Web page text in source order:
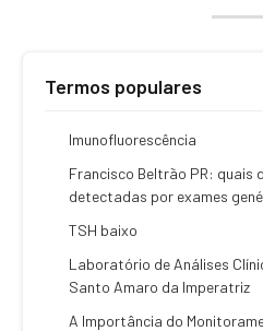
Termos populares
Imunofluorescência
Francisco Beltrão PR: quais
detectadas por exames
TSH baixo
Laboratório de Análises
Santo Amaro da Imperatriz
A Importância do